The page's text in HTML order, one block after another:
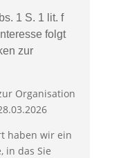
1 S. 1 lit. f
folgt
zur
Organisation
haben wir ein
in das Sie